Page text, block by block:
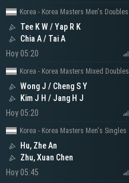
Korea - Korea Masters Men's Doubles
Tee K W / Yap R K
Chia A / Tai A
Hoy 05:20
Korea - Korea Masters Mixed Doubles
Wong J / Cheng S Y
Kim J H / Jang H J
Hoy 05:20
Korea - Korea Masters Men's Singles
Hu, Zhe An
Zhu, Xuan Chen
Hoy 05:45